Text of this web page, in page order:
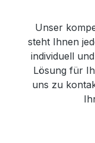
Unser
steht Ihnen
individuell
Lösung für
uns zu